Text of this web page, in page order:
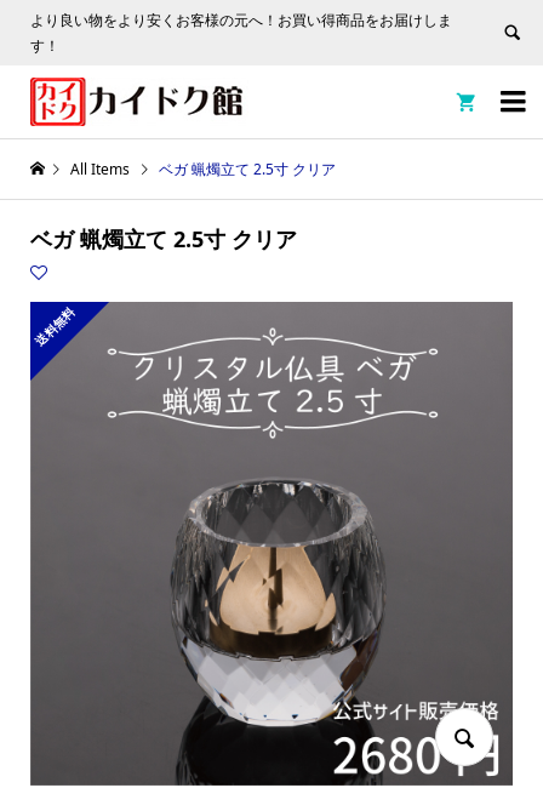
より良い物をより安くお客様の元へ！お買い得商品をお届けしま
す！


All Items ベガ 蝋燭立て 2.5寸 クリア
ベガ 蝋燭立て 2.5寸 クリア
送料無料